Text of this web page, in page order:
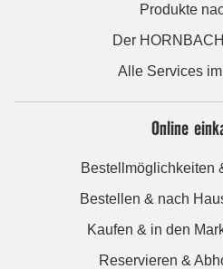
Produkte
Der
Alle Services
Online
Bestellmöglichkeiten
Bestellen & nach
Kaufen & in den
Reservieren &